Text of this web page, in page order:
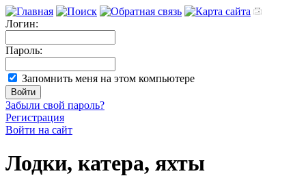
Логин:
Пароль:
Запомнить меня на этом компьютере
Забыли свой пароль?
Регистрация
Войти на сайт
Лодки, катера, яхты